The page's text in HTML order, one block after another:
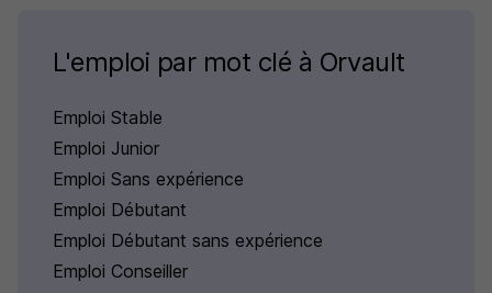
L'emploi par mot clé à Orvault
Emploi Stable
Emploi Junior
Emploi Sans expérience
Emploi Débutant
Emploi Débutant sans expérience
Emploi Conseiller